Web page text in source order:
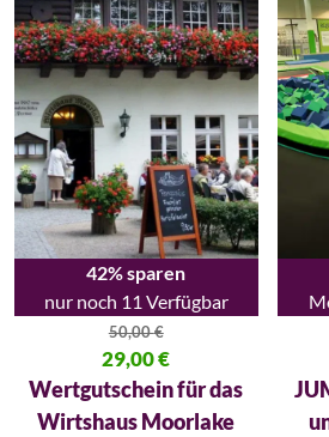
42% sparen
nur noch 11 Verfügbar
50,00€
Ursprünglicher Preis war: 50,00 €
29,00€
Aktueller Preis ist: 29,00 €.
Wertgutschein für das
Wirtshaus Moorlake